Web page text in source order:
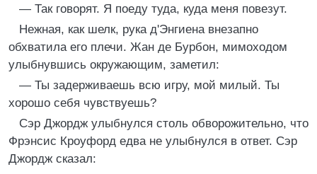
— Так говорят. Я поеду туда, куда меня повезут.
Нежная, как шелк, рука д'Энгиена внезапно
обхватила его плечи. Жан де Бурбон, мимоходом
улыбнувшись окружающим, заметил:
— Ты задерживаешь всю игру, мой милый. Ты
хорошо себя чувствуешь?
Сэр Джордж улыбнулся столь обворожительно, что
Фрэнсис Кроуфорд едва не улыбнулся в ответ. Сэр
Джордж сказал: